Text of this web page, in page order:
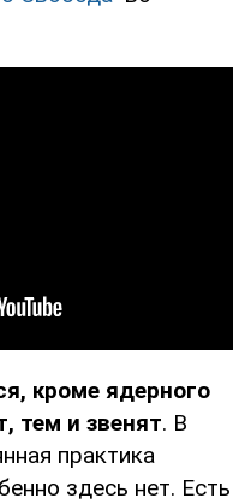
кроме ядерного
тем и звенят. В
практика
здесь нет. Есть